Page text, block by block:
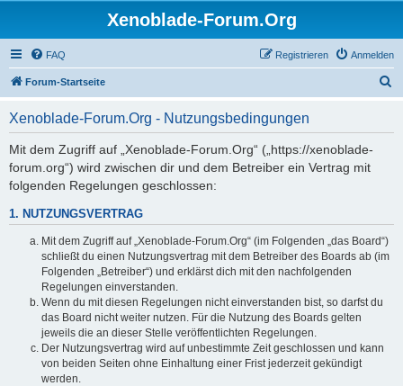
Xenoblade-Forum.Org
FAQ Anmelden
Registrieren
Forum-Startseite
Xenoblade-Forum.Org - Nutzungsbedingungen
Mit dem Zugriff auf „Xenoblade-Forum.Org“ („https://xenoblade-
forum.org“) wird zwischen dir und dem Betreiber ein Vertrag mit
folgenden Regelungen geschlossen:
1. NUTZUNGSVERTRAG
Mit dem Zugriff auf „Xenoblade-Forum.Org“ (im Folgenden „das Board“)
schließt du einen Nutzungsvertrag mit dem Betreiber des Boards ab (im
Folgenden „Betreiber“) und erklärst dich mit den nachfolgenden
Regelungen einverstanden.
Wenn du mit diesen Regelungen nicht einverstanden bist, so darfst du
das Board nicht weiter nutzen. Für die Nutzung des Boards gelten
jeweils die an dieser Stelle veröffentlichten Regelungen.
Der Nutzungsvertrag wird auf unbestimmte Zeit geschlossen und kann
von beiden Seiten ohne Einhaltung einer Frist jederzeit gekündigt
werden.